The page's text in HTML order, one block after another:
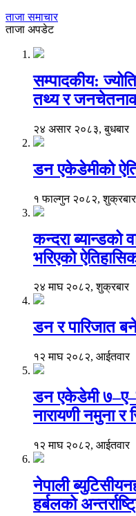
ताजा समाचार
ताजा अपडेट
सम्पादकीय:
तथ्य र
२४ असार २०८३, बुधबार
डन एकेडेमीको
१ फाल्गुन २०८२, शुक्रबार
कन्दरा ब्यान्डको
भरिएको
२४ माघ २०८२, शुक्रबार
डन र पारिजात
१२ माघ २०८२, आईतवार
डन एकेडेमी
नारायणी नमुना र
१२ माघ २०८२, आईतवार
नेपाली
हर्बलको